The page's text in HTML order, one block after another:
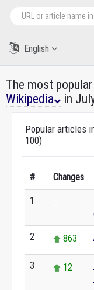
English
The most
Wikipedia
in
Popular articles
100)
# Changes
1
2 863
3 12